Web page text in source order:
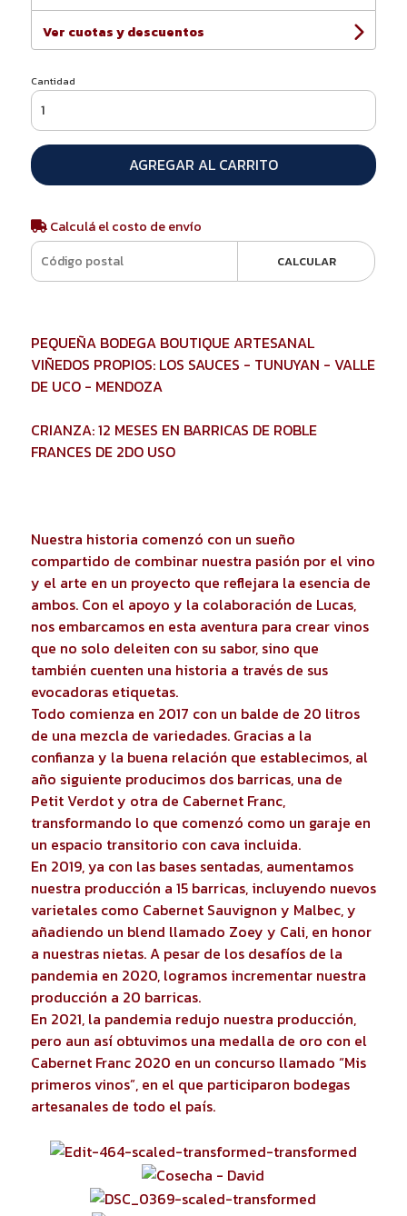
Ver cuotas y descuentos
Cantidad
AGREGAR AL CARRITO
Calculá el costo de envío
CALCULAR
PEQUEÑA BODEGA BOUTIQUE ARTESANAL
VIÑEDOS PROPIOS: LOS SAUCES - TUNUYAN - VALLE
DE UCO - MENDOZA
CRIANZA: 12 MESES EN BARRICAS DE ROBLE
FRANCES DE 2DO USO
Nuestra historia comenzó con un sueño
compartido de combinar nuestra pasión por el vino
y el arte en un proyecto que reflejara la esencia de
ambos. Con el apoyo y la colaboración de Lucas,
nos embarcamos en esta aventura para crear vinos
que no solo deleiten con su sabor, sino que
también cuenten una historia a través de sus
evocadoras etiquetas.
Todo comienza en 2017 con un balde de 20 litros
de una mezcla de variedades. Gracias a la
confianza y la buena relación que establecimos, al
año siguiente producimos dos barricas, una de
Petit Verdot y otra de Cabernet Franc,
transformando lo que comenzó como un garaje en
un espacio transitorio con cava incluida.
En 2019, ya con las bases sentadas, aumentamos
nuestra producción a 15 barricas, incluyendo nuevos
varietales como Cabernet Sauvignon y Malbec, y
añadiendo un blend llamado Zoey y Cali, en honor
a nuestras nietas. A pesar de los desafíos de la
pandemia en 2020, logramos incrementar nuestra
producción a 20 barricas.
En 2021, la pandemia redujo nuestra producción,
pero aun así obtuvimos una medalla de oro con el
Cabernet Franc 2020 en un concurso llamado “Mis
primeros vinos”, en el que participaron bodegas
artesanales de todo el país.